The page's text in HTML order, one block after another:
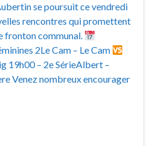
se poursuit ce vendredi
rencontres qui promettent
fronton communal.
2Le Cam – Le Cam
19h00 – 2e SérieAlbert –
Venez nombreux encourager